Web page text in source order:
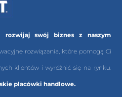
rozwijaj swój biznes z naszym
rozwiązania, które pomogą Ci
klientów i wyróżnić się na rynku.
placówki handlowe.